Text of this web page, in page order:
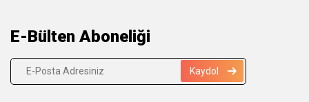
E-Bülten Aboneliği
Kaydol